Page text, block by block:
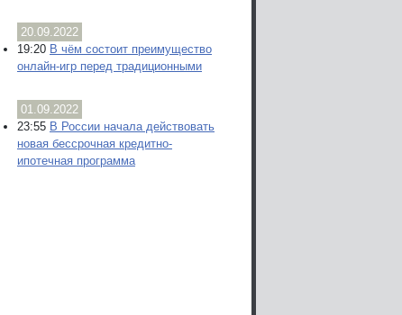
20.09.2022
19:20 В чём состоит преимущество
онлайн-игр перед традиционными
01.09.2022
23:55 В России начала действовать
новая бессрочная кредитно-
ипотечная программа